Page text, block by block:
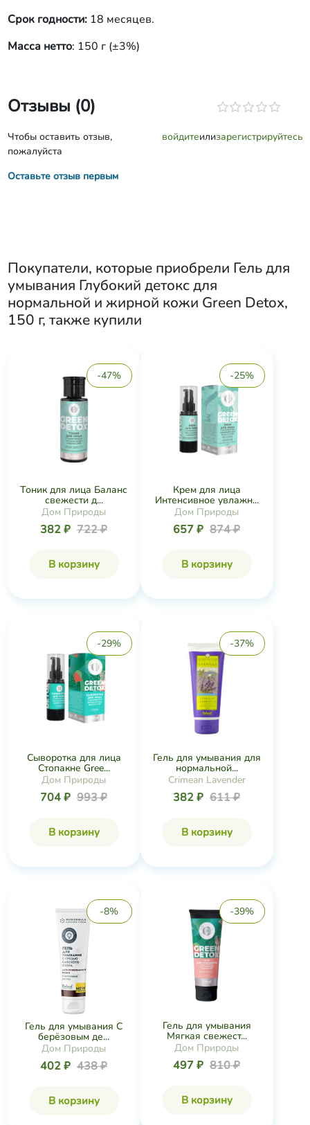
Срок годности:18 месяцев.
Масса нетто: 150 г (±3%)
Отзывы (0)
Чтобы оставить отзыв,
пожалуйста
войдитеилизарегистрируйтесь
Оставьте отзыв первым
Покупатели, которые приобрели Гель для
умывания Глубокий детокс для
нормальной и жирной кожи Green Detox,
150 г, также купили
-47%
Тоник для лица Баланс
свежести д...
Дом Природы
382 ₽ 722 ₽
В корзину
-25%
Крем для лица
Интенсивное увлажн...
Дом Природы
657 ₽ 874 ₽
В корзину
-29%
Сыворотка для лица
Стопакне Gree...
Дом Природы
704 ₽ 993 ₽
В корзину
-37%
Гель для умывания для
нормальной...
Crimean Lavender
382 ₽ 611 ₽
В корзину
-8%
Гель для умывания С
берёзовым де...
Дом Природы
402 ₽ 438 ₽
В корзину
-39%
Гель для умывания
Мягкая свежест...
Дом Природы
497 ₽ 810 ₽
В корзину